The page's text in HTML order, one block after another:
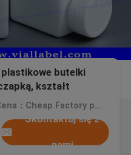
plastikowe butelki
kształt
uszczelnienie
Cena：Cheap Factory price, negotiation
Skontaktuj się z
nami